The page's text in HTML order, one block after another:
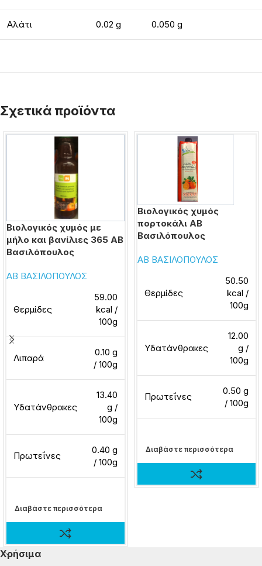
Αλάτι 0.02 g 0.050 g
Σχετικά προϊόντα
Βιολογικός χυμός με
μήλο και βανίλιες 365 ΑΒ
Βασιλόπουλος
ΑΒ ΒΑΣΙΛΟΠΟΥΛΟΣ
Θερμίδες
59.00
kcal /
100g
Λιπαρά
0.10 g
/ 100g
Υδατάνθρακες
13.40
g /
100g
Πρωτεΐνες
0.40 g
/ 100g
Διαβάστε περισσότερα
Βιολογικός χυμός
πορτοκάλι ΑΒ
Βασιλόπουλος
ΑΒ ΒΑΣΙΛΟΠΟΥΛΟΣ
Θερμίδες
50.50
kcal /
100g
Υδατάνθρακες
12.00
g /
100g
Πρωτεΐνες
0.50 g
/ 100g
Διαβάστε περισσότερα
Χρήσιμα